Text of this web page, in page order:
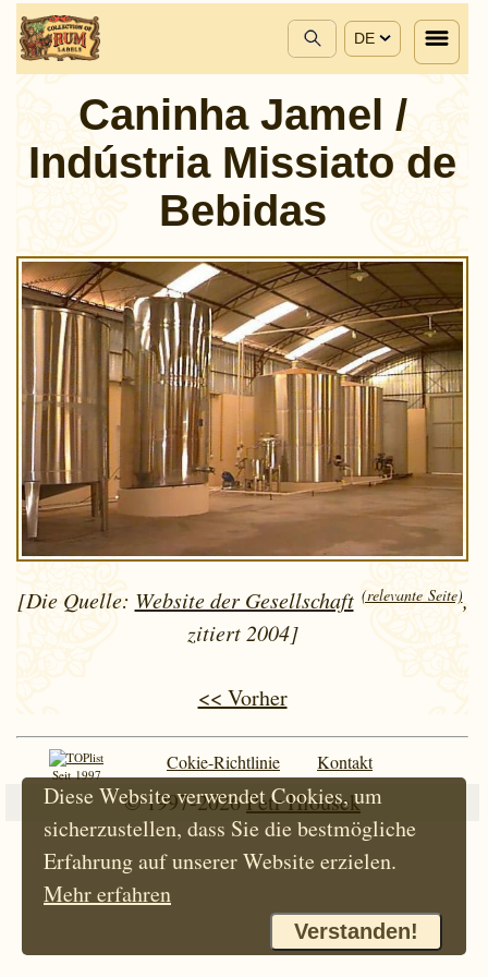
DE
Caninha Jamel /
Indústria Missiato de
Bebidas
[Die Quelle: Website der Gesellschaft (relevante Seite),
zitiert 2004]
<< Vorher
Seit 1997
Cokie-Richtlinie Kontakt
© 1997-2026Petr Hloušek
Diese Website verwendet Cookies, um
sicherzustellen, dass Sie die bestmögliche
Erfahrung auf unserer Website erzielen.
Mehr erfahren
Verstanden!